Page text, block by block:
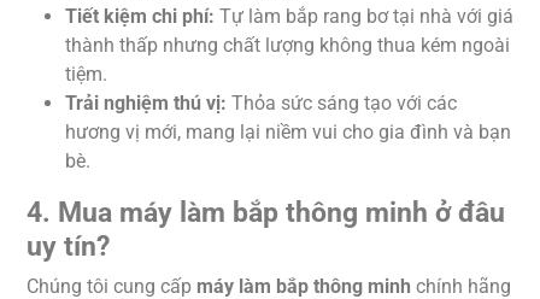
Tiết kiệm chi phí: Tự làm bắp rang bơ tại nhà với giá
thành thấp nhưng chất lượng không thua kém ngoài
tiệm.
Trải nghiệm thú vị: Thỏa sức sáng tạo với các
hương vị mới, mang lại niềm vui cho gia đình và bạn
bè.
4. Mua máy làm bắp thông minh ở đâu
uy tín?
Chúng tôi cung cấp máy làm bắp thông minh chính hãng